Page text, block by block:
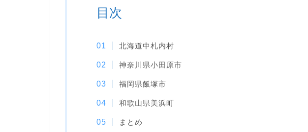
目次
北海道中札内村
神奈川県小田原市
福岡県飯塚市
和歌山県美浜町
まとめ